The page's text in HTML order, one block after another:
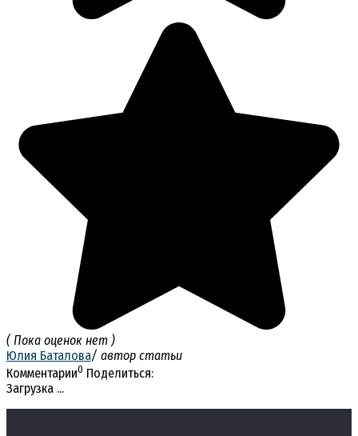
( Пока оценок нет )
Юлия Баталова/ автор статьи
Комментарии0 Поделиться:
Загрузка ...